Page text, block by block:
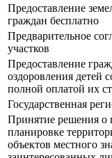
Предоставление
граждан бесплатно
Предварительное
участков
Предоставление
оздоровления детей
полной оплатой их
Государственная
Принятие решения о
планировке
объектов местного